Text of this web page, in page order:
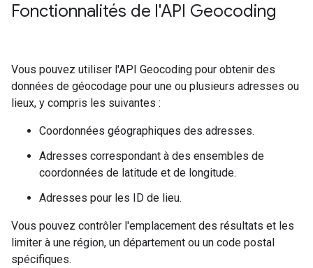
Fonctionnalités de l'API Geocoding
Vous pouvez utiliser l'API Geocoding pour obtenir des
données de géocodage pour une ou plusieurs adresses ou
lieux, y compris les suivantes :
Coordonnées géographiques des adresses.
Adresses correspondant à des ensembles de
coordonnées de latitude et de longitude.
Adresses pour les ID de lieu.
Vous pouvez contrôler l'emplacement des résultats et les
limiter à une région, un département ou un code postal
spécifiques.